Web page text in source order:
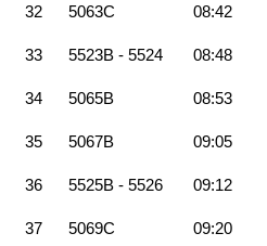
32 5063C 08:42
33 5523B - 5524 08:48
34 5065B 08:53
35 5067B 09:05
36 5525B - 5526 09:12
37 5069C 09:20